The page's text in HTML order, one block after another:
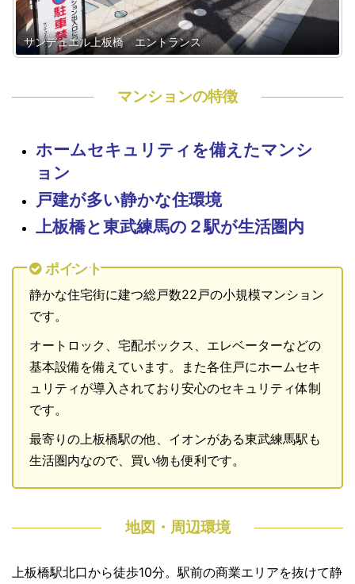
サンデュエル上板橋 エントランス
マンションの特徴
ホームセキュリティを備えたマンシ
ョン
戸建が多い静かな住環境
上板橋と東武練馬の２駅が生活圏内
ポイント
静かな住宅街に建つ総戸数22戸の小規模マンション
です。
オートロック、宅配ボックス、エレベーターなどの
基本設備を備えています。また各住戸にホームセキ
ュリティが導入されており安心のセキュリティ体制
です。
最寄りの上板橋駅の他、イオンがある東武練馬駅も
生活圏内なので、買い物も便利です。
地図・周辺環境
上板橋駅北口から徒歩10分。駅前の商業エリアを抜けて静